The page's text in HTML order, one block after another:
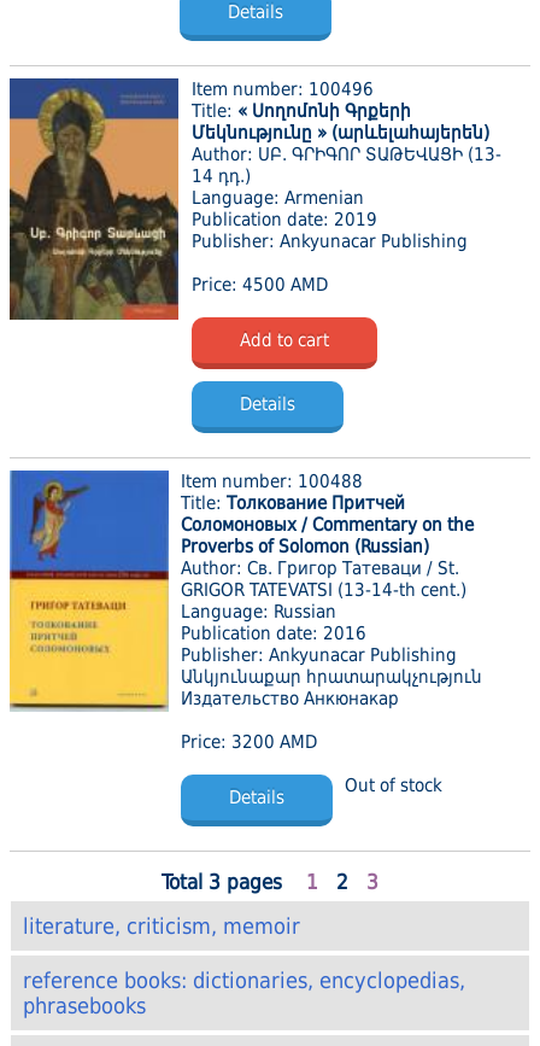
Details
Item number: 100496
Title: « Սողոմոնի Գրքերի
Մեկնությունը » (արևելահայերեն)
Author: ՍԲ. ԳՐԻԳՈՐ ՏԱԹԵՎԱՑԻ (13-
14 դդ.)
Language: Armenian
Publication date: 2019
Publisher: Ankyunacar Publishing
Price: 4500 AMD
Add to cart
Details
Item number: 100488
Title: Толкование Притчей
Соломоновых / Commentary on the
Proverbs of Solomon (Russian)
Author: Св. Григор Татеваци / St.
GRIGOR TATEVATSI (13-14-th cent.)
Language: Russian
Publication date: 2016
Publisher: Ankyunacar Publishing
Անկյունաքար հրատարակչություն
Издательство Анкюнакар
Price: 3200 AMD
Out of stock
Details
Total 3 pages 1 2 3
literature, criticism, memoir
reference books: dictionaries, encyclopedias,
phrasebooks